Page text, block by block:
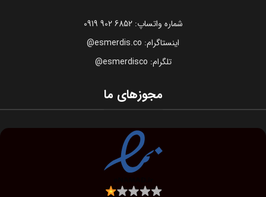
شماره واتساپ: 6852 902 0919
اینستاگرام: esmerdis.co@
تلگرام: esmerdisco@
مجوزهای ما